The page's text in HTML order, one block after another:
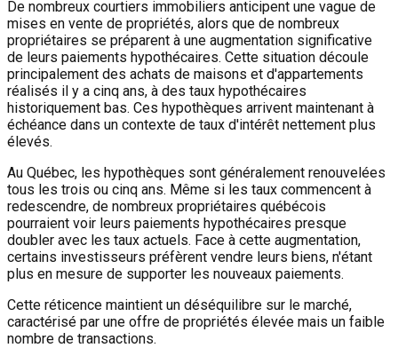
De nombreux courtiers immobiliers anticipent une vague de
mises en vente de propriétés, alors que de nombreux
propriétaires se préparent à une augmentation significative
de leurs paiements hypothécaires. Cette situation découle
principalement des achats de maisons et d'appartements
réalisés il y a cinq ans, à des taux hypothécaires
historiquement bas. Ces hypothèques arrivent maintenant à
échéance dans un contexte de taux d'intérêt nettement plus
élevés.
Au Québec, les hypothèques sont généralement renouvelées
tous les trois ou cinq ans. Même si les taux commencent à
redescendre, de nombreux propriétaires québécois
pourraient voir leurs paiements hypothécaires presque
doubler avec les taux actuels. Face à cette augmentation,
certains investisseurs préfèrent vendre leurs biens, n'étant
plus en mesure de supporter les nouveaux paiements.
Cette réticence maintient un déséquilibre sur le marché,
caractérisé par une offre de propriétés élevée mais un faible
nombre de transactions.